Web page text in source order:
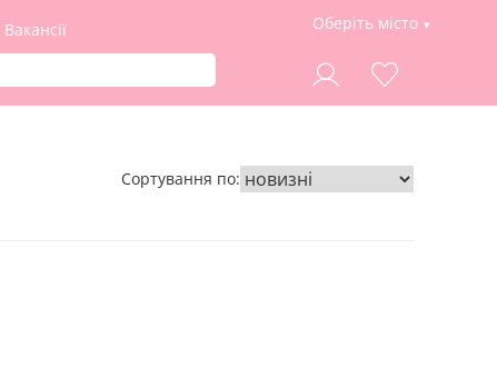
Вакансії Оберіть місто
Сортування по: